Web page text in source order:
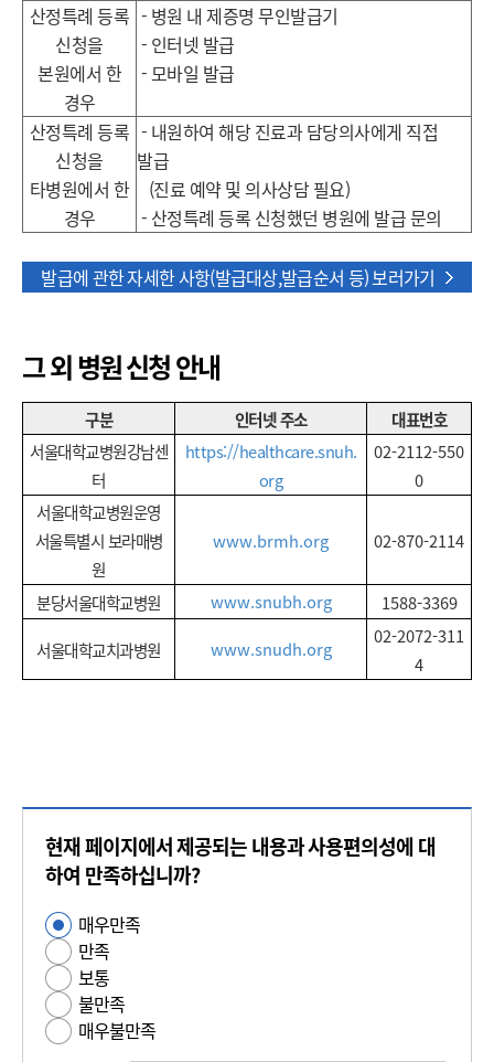
산정특례 등록
신청을
본원에서 한
경우
- 병원 내 제증명 무인발급기
- 인터넷 발급
- 모바일 발급
산정특례 등록
신청을
타병원에서 한
경우
- 내원하여 해당 진료과 담당의사에게 직접
발급
(진료 예약 및 의사상담 필요)
- 산정특례 등록 신청했던 병원에 발급 문의
발급에 관한 자세한 사항(발급대상,발급순서 등) 보러가기
그 외 병원 신청 안내
구분 인터넷 주소
대표번호
서울대학교병원강남센
터
https://healthcare.snuh.
org
02-2112-550
0
서울대학교병원운영
서울특별시 보라매병
원
www.brmh.org 02-870-2114
분당서울대학교병원 www.snubh.org 1588-3369
서울대학교치과병원 www.snudh.org
02-2072-311
4
현재 페이지에서 제공되는 내용과 사용편의성에 대
하여 만족하십니까?
사
용
편
의
성
매우만족
만족
보통
불만족
매우불만족